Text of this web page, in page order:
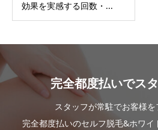
効果を実感する回数・...
完全都度払いでス
スタッフが常駐でお客様を
完全都度払いのセルフ脱毛&ホワイ